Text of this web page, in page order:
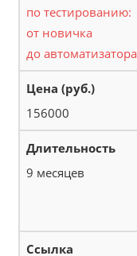
по тестированию:
от новичка
до автоматизатора
156000
9 месяцев